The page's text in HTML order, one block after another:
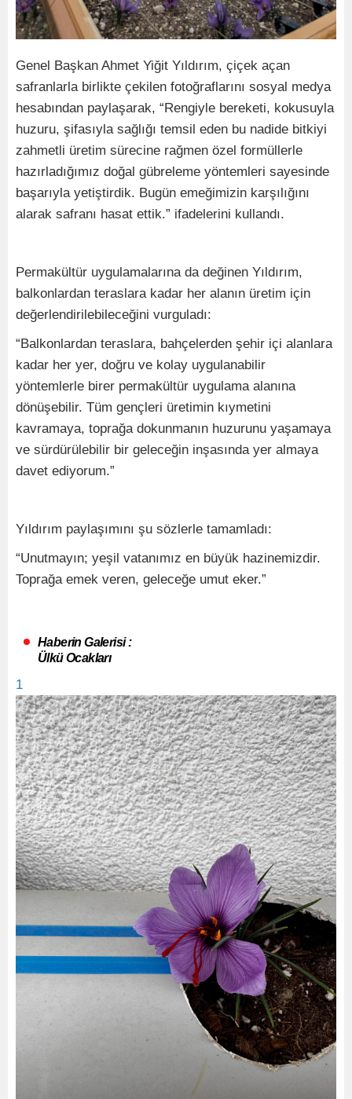
Genel Başkan Ahmet Yiğit Yıldırım, çiçek açan
safranlarla birlikte çekilen fotoğraflarını sosyal medya
hesabından paylaşarak, “Rengiyle bereketi, kokusuyla
huzuru, şifasıyla sağlığı temsil eden bu nadide bitkiyi
zahmetli üretim sürecine rağmen özel formüllerle
hazırladığımız doğal gübreleme yöntemleri sayesinde
başarıyla yetiştirdik. Bugün emeğimizin karşılığını
alarak safranı hasat ettik.” ifadelerini kullandı.
Permakültür uygulamalarına da değinen Yıldırım,
balkonlardan teraslara kadar her alanın üretim için
değerlendirilebileceğini vurguladı:
“Balkonlardan teraslara, bahçelerden şehir içi alanlara
kadar her yer, doğru ve kolay uygulanabilir
yöntemlerle birer permakültür uygulama alanına
dönüşebilir. Tüm gençleri üretimin kıymetini
kavramaya, toprağa dokunmanın huzurunu yaşamaya
ve sürdürülebilir bir geleceğin inşasında yer almaya
davet ediyorum.”
Yıldırım paylaşımını şu sözlerle tamamladı:
“Unutmayın; yeşil vatanımız en büyük hazinemizdir.
Toprağa emek veren, geleceğe umut eker.”
Haberin Galerisi :
Ülkü Ocakları
1